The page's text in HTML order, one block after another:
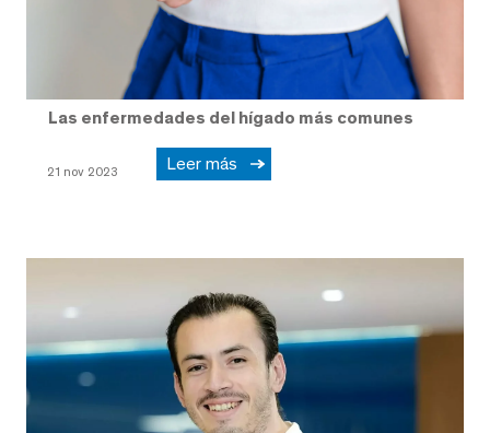
Las enfermedades del hígado más comunes
21 nov 2023 Leer más